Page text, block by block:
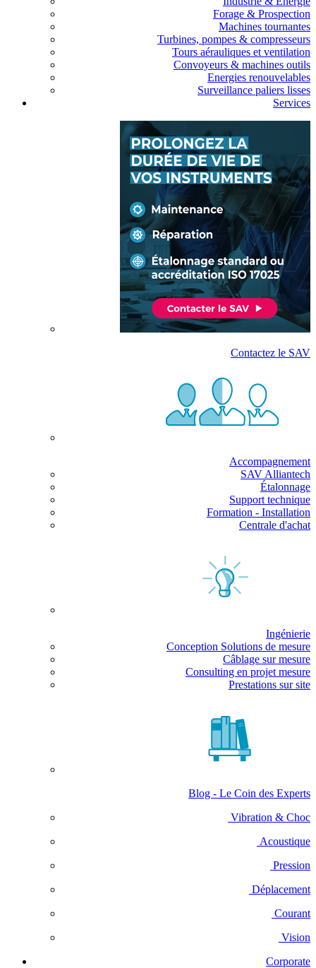
Forage & Prospection
Machines tournantes
Turbines, pompes & compresseurs
Tours aérauliques et ventilation
Convoyeurs & machines outils
Energies renouvelables
Surveillance paliers lisses
Services
Contactez le SAV
Accompagnement
SAV Alliantech
Étalonnage
Support technique
Formation - Installation
Centrale d'achat
Ingénierie
Conception Solutions de mesure
Câblage sur mesure
Consulting en projet mesure
Prestations sur site
Blog - Le Coin des Experts
Vibration & Choc
Acoustique
Pression
Déplacement
Courant
Vision
Corporate